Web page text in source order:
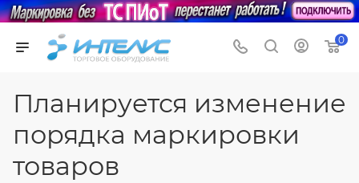
0
Планируется изменение
порядка маркировки
товаров